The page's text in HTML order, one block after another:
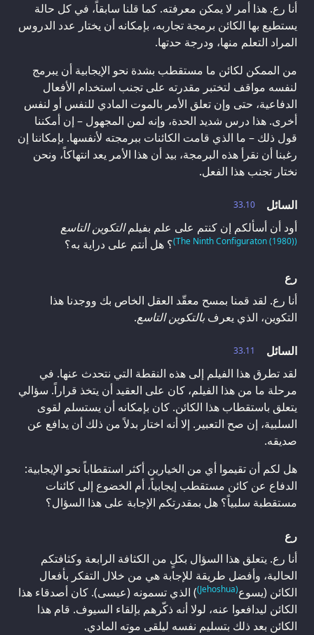
أنا رع. هذا أمر لا يمكن معرفته. كما قلنا سابقاً، في كل حالة
يستطيع بها الكائن برمجة تجاربه، بإمكانه أن يختار عدد الدروس
المراد التعلم منها، ودرجة حدتها.
من الممكن لكائن ما مستقطب بشدة نحو الإيجابية أن يبرمج
لنفسه مواقف لتختبر مقدرته على تجنب استخدام الأفعال
الدفاعية، حتى وإن تعلق الأمر بالموت المادي للنفس أو لنفس
أخرى. هذا درس شديد الحدة، وإنه لمن المجهول – إن أمكننا
قول ذلك – ما الذي قامت الكائنات ببرمجته لأنفسها. بإمكاننا إن
رغبنا أن نقرأ هذه البرمجة، بيد أن هذا الأمر يعد انتهاكاً، ونحن
نختار تجنب هذا الفعل.
33.10
السائل
أود أن أسألكم إن كنتم على علم بفيلمالتكوين التاسع
(The Ninth Configuraton (1980)) ؟ هل أنتم على دراية به؟
رع
أنا رع. لقد قمنا بمسح معقّد العقل الخاص بك ووجدنا هذا
التكوين، الذي يعرف بالتكوين التاسع.
33.11
السائل
لقد تطرق هذا الفيلم إلى هذه النقطة التي نتحدث عنها. في
مرحلة ما من هذا الفيلم، كان على العقيد أن يتخذ قراراً. سؤالي
يتعلق باستقطاب هذا الكائن. كان بإمكانه أن يستسلم لقوى
السلبية، إن صح التعبير. إلا أنه اختار بدلاً من ذلك أن يدافع عن
صديقه.
هل لكم أن تقيموا أي من الخيارين أكثر استقطاباً نحو الإيجابية:
الدفاع عن كائن مستقطب إيجابياً، أم الخضوع إلى كائنات
مستقطبة سلبياً؟ هل بمقدرتكم الإجابة على هذا السؤال؟
رع
أنا رع. يتعلق هذا السؤال بكلٍ من الكثافة الرابعة وكثافتكم
الحالية، وأفضل طريقة للإجابة هي من خلال التفكر بأفعال
الكائن (يسوع(Jehoshua)
) الذي تسمونه (عيسى). كان أصدقاء هذا
الكائن ليدافعوا عنه، لولا أنه ذكّرهم بإلقاء السيوف. قام هذا
الكائن بعد ذلك بتسليم نفسه ليلقى موته المادي.